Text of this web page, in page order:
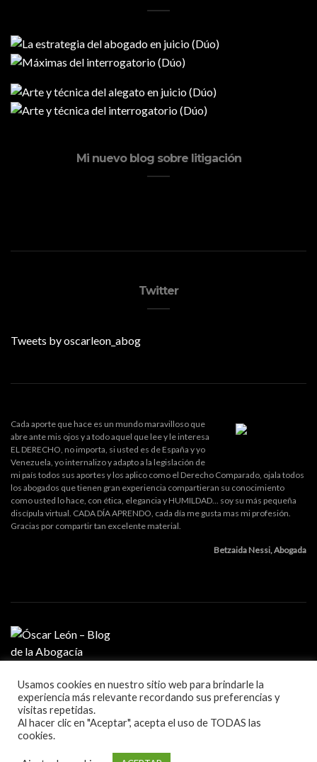
Mi nuevo blog sobre litigación
Twitter
Tweets by oscarleon_abog
Cada aporte que hace es un mundo maravilloso que
abre ante mis ojos y a todo aquel que lee y le interesa
EL DERECHO, no importa, si usted es de España y yo
Venezuela, yo internalizo y adapto a la legislación de
mi país todos sus aportes y los aplico como el Derecho Comparado, ojala todos
los abogados que tienen gran experiencia compartieran su conocimiento
como usted lo hace, con ética, elegancia y HUMILDAD... soy su más pequeña
discípula virtual. CADA DÍA APRENDO, cada día me gusta mas mi profesión.
Gracias por compartir tan excelente material.
Betzaida Nessi, Abogada
MI PROFESIÓN
GESTIÓN DE DESPACHO
LITIGACIÓN Y ORATORIA
MARKETING Y TECNOLOGÍA
Blog sobre la práctica de la abogacía
Usamos cookies en nuestro sitio web para brindarle la
experiencia más relevante recordando sus preferencias y
visitas repetidas.
Al hacer clic en "Aceptar", acepta el uso de TODAS las
cookies.